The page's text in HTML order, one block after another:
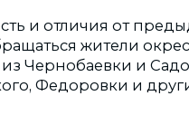
и отличия от
жители
Чернобаевки и
Федоровки и